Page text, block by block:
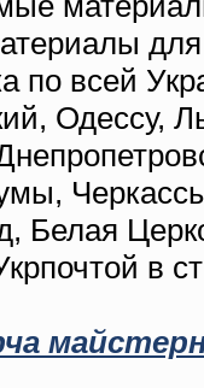
по всей
Одессу,
Белая
в